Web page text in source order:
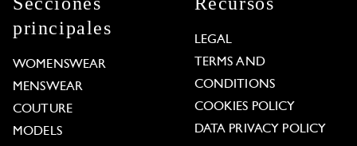
principales
WOMENSWEAR
MENSWEAR
COUTURE
MODELS
LEGAL
TERMS AND
CONDITIONS
COOKIES POLICY
DATA PRIVACY POLICY